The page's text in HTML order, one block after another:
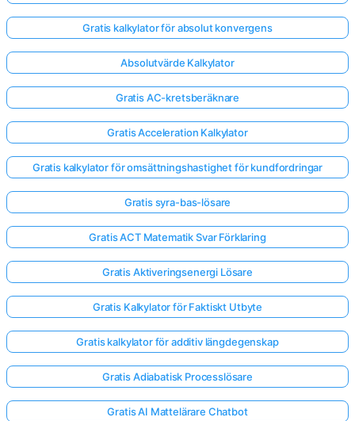
Gratis kalkylator för absolut konvergens
Absolutvärde Kalkylator
Gratis AC-kretsberäknare
Gratis Acceleration Kalkylator
Gratis kalkylator för omsättningshastighet för kundfordringar
Gratis syra-bas-lösare
Gratis ACT Matematik Svar Förklaring
Gratis Aktiveringsenergi Lösare
Gratis Kalkylator för Faktiskt Utbyte
Gratis kalkylator för additiv längdegenskap
Gratis Adiabatisk Processlösare
Gratis AI Mattelärare Chatbot